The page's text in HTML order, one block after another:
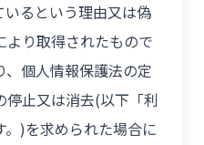
いるという理由又は偽
より取得されたもので
、個人情報保護法の定
停止又は消去(以下「利
)を求められた場合に